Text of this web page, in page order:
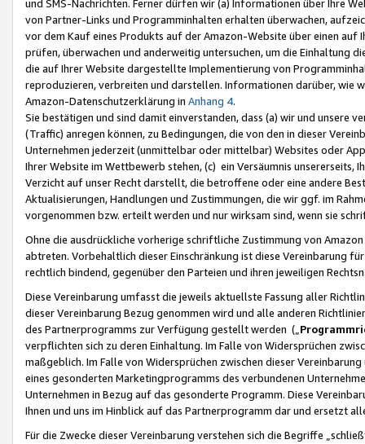
und SMS-Nachrichten. Ferner dürfen wir (a) Informationen über Ihre
von Partner-Links und Programminhalten erhalten überwachen,
vor dem Kauf eines Produkts auf der Amazon-Website über einen
prüfen, überwachen und anderweitig untersuchen, um die Einhaltung
die auf Ihrer Website dargestellte Implementierung von
reproduzieren, verbreiten und darstellen. Informationen darüber, wie
Amazon-Datenschutzerklärung in Anhang 4.
Sie bestätigen und sind damit einverstanden, dass (a) wir und
(Traffic) anregen können, zu Bedingungen, die von den in dieser
Unternehmen jederzeit (unmittelbar oder mittelbar) Websites oder
Ihrer Website im Wettbewerb stehen, (c) ein Versäumnis unsererseits,
Verzicht auf unser Recht darstellt, die betroffene oder eine andere
Aktualisierungen, Handlungen und Zustimmungen, die wir ggf. im
vorgenommen bzw. erteilt werden und nur wirksam sind, wenn sie
Ohne die ausdrückliche vorherige schriftliche Zustimmung von
abtreten. Vorbehaltlich dieser Einschränkung ist diese Vereinbarung
rechtlich bindend, gegenüber den Parteien und ihren jeweiligen
Diese Vereinbarung umfasst die jeweils aktuellste Fassung aller
dieser Vereinbarung Bezug genommen wird und alle anderen
des Partnerprogramms zur Verfügung gestellt werden („
verpflichten sich zu deren Einhaltung. Im Falle von Widersprüchen
maßgeblich. Im Falle von Widersprüchen zwischen dieser
eines gesonderten Marketingprogramms des verbundenen
Unternehmen in Bezug auf das gesonderte Programm. Diese
Ihnen und uns im Hinblick auf das Partnerprogramm dar und ersetzt
Für die Zwecke dieser Vereinbarung verstehen sich die Begriffe